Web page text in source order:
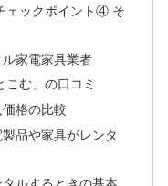
ェックポイント④ そ
家電家具業者
む」の口コミ
格の比較
品や家具がレンタ